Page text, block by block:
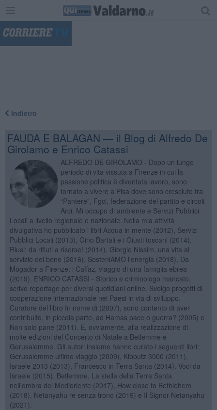
Indietro
FAUDA E BALAGAN — il Blog di Alfredo De
Girolamo e Enrico Catassi
ALFREDO DE GIROLAMO - Dopo un lungo
periodo di vita vissuta a Firenze in cui la
passione politica è diventata lavoro, sono
tornato a vivere a Pisa dove sono cresciuto tra
“Pantere”, Fgci, federazione del partito e circoli
Arci. Mi occupo di ambiente e Servizi Pubblici
Locali a livello regionale e nazionale. Nella mia attività
divulgativa ho pubblicato i libri Acqua in mente (2012), Servizi
Pubblici Locali (2013), Gino Bartali e i Giusti toscani (2014),
Riusi: da rifiuti a risorse! (2014), Giorgio Nissim, una vita al
servizio del bene (2016), SosteniAMO l'energia (2018), Da
Mogador a Firenze: i Caffaz, viaggio di una famiglia ebrea
(2019). ENRICO CATASSI - Storico e criminologo mancato,
scrivo reportage per diversi quotidiani online. Svolgo progetti di
cooperazione internazionale nei Paesi in via di sviluppo.
Curatore del libro In nome di (2007), sono contento di aver
contribuito, in piccola parte, ad Hamas pace o guerra? (2005) e
Non solo pane (2011). E, ovviamente, alla realizzazione di
molte edizioni del Concerto di Natale a Betlemme e
Gerusalemme. Gli autori insieme hanno curato i seguenti libri:
Gerusalemme ultimo viaggio (2009), Kibbutz 3000 (2011),
Israele 2013 (2013), Francesco in Terra Santa (2014). Voci da
Israele (2015), Betlemme. La stella della Terra Santa
nell'ombra del Medioriente (2017), How close to Bethlehem
(2018), Netanyahu re senza trono (2019) e Il Signor Netanyahu
(2021).